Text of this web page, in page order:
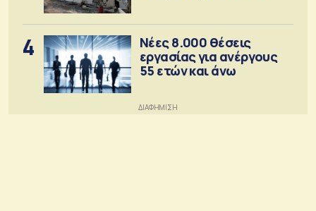
4
Νέες 8.000 θέσεις
εργασίας για ανέργους
55 ετών και άνω